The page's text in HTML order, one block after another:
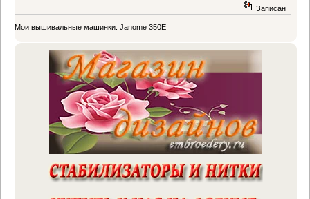
Записан
Мои вышивальные машинки: Janome 350E